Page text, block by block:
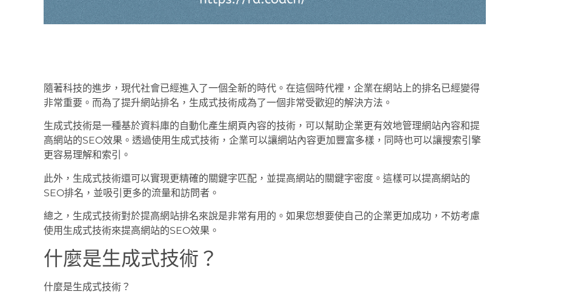
隨著科技的進步，現代社會已經進入了一個全新的時代。在這個時代裡，企業在網站上的排名已經變得
非常重要。而為了提升網站排名，生成式技術成為了一個非常受歡迎的解決方法。
生成式技術是一種基於資料庫的自動化產生網頁內容的技術，可以幫助企業更有效地管理網站內容和提
高網站的SEO效果。透過使用生成式技術，企業可以讓網站內容更加豐富多樣，同時也可以讓搜索引擎
更容易理解和索引。
此外，生成式技術還可以實現更精確的關鍵字匹配，並提高網站的關鍵字密度。這樣可以提高網站的
SEO排名，並吸引更多的流量和訪問者。
總之，生成式技術對於提高網站排名來說是非常有用的。如果您想要使自己的企業更加成功，不妨考慮
使用生成式技術來提高網站的SEO效果。
什麼是生成式技術？
什麼是生成式技術？